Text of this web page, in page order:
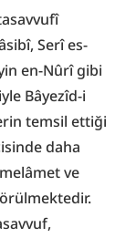
Serî es-
en-Nûrî gibi
Bâyezîd-i
temsil ettiği
daha